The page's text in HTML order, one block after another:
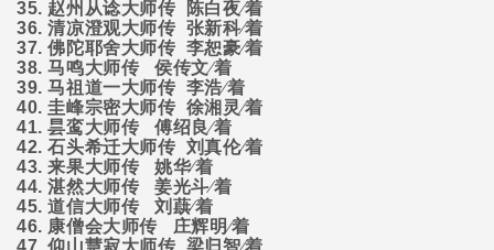
35. 赵州从谂大师传
陈白夜∕着
36.清凉澄观大师传 张新科∕着
37.佛陀耶舍大师传 李恕豪∕着
38.马鸣大师传
侯传文∕着
39.马祖道一大师传 李浩∕着
40.圭峰宗密大师传 徐湘灵∕着
41.昙鸾大师传
傅绍良∕着
42.石头希迁大师传 刘真伦∕着
43.来果大师传
姚华∕着
44.湛然大师传
姜光斗∕着
45.道信大师传
刘蕻∕着
46. 康僧会大师传
庄辉明∕着
47.仰山慧寂大师传 梁归智∕着